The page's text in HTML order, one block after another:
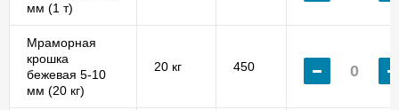
мм (1 т)
Мраморная
крошка
бежевая 5-10
мм (20 кг)
20 кг 450